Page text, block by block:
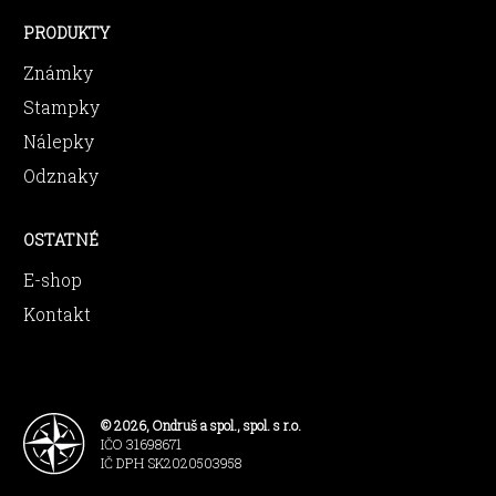
PRODUKTY
Známky
Stampky
Nálepky
Odznaky
OSTATNÉ
E-shop
Kontakt
© 2026, Ondruš a spol., spol. s r.o.
IČO 31698671
IČ DPH SK2020503958